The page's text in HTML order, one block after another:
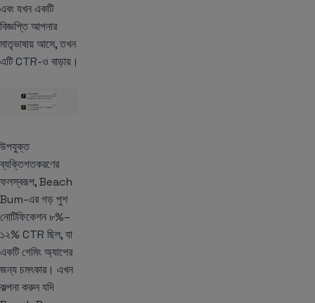
এবং যখন একটি
বিজ্ঞপ্তি আপনার
মাতৃভাষায় আসে, তখন
এটি CTR-ও বাড়ায়।
উপযুক্ত
ব্যক্তিগতকরণের
ফলস্বরূপ, Beach
Bum-এর গড় পুশ
নোটিফিকেশন ৮%–
১২% CTR ছিল, যা
একটি গেমিং অ্যাপের
জন্য চমৎকার। এখন
কল্পনা করুন যদি